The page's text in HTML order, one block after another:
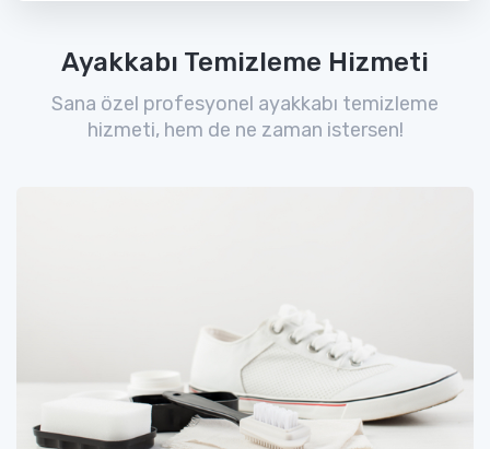
Ayakkabı Temizleme Hizmeti
Sana özel profesyonel ayakkabı temizleme
hizmeti, hem de ne zaman istersen!